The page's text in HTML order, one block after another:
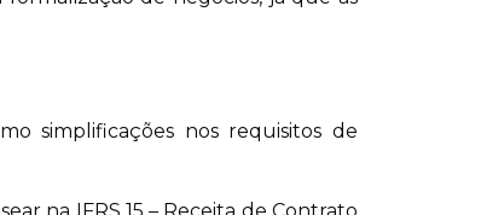
simplificações nos requisitos de